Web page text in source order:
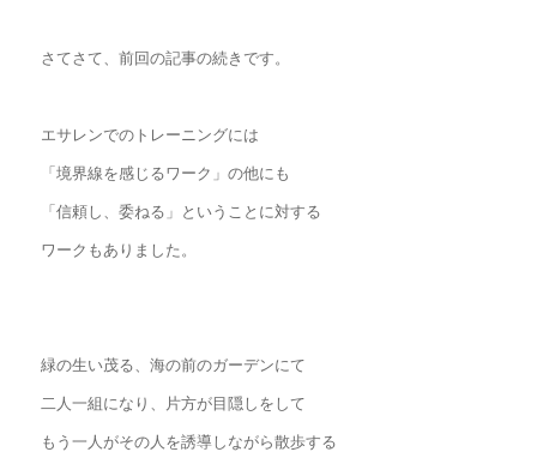
さてさて、前回の記事の続きです。
エサレンでのトレーニングには
「境界線を感じるワーク」の他にも
「信頼し、委ねる」ということに対する
ワークもありました。
緑の生い茂る、海の前のガーデンにて
二人一組になり、片方が目隠しをして
もう一人がその人を誘導しながら散歩する